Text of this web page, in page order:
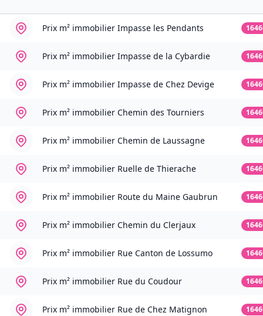
Prix m² immobilier Impasse les Pendants
Prix m² immobilier Impasse de la Cybardie
Prix m² immobilier Impasse de Chez Devige
Prix m² immobilier Chemin des Tourniers
Prix m² immobilier Chemin de Laussagne
Prix m² immobilier Ruelle de Thierache
Prix m² immobilier Route du Maine Gaubrun
Prix m² immobilier Chemin du Clerjaux
Prix m² immobilier Rue Canton de Lossumo
Prix m² immobilier Rue du Coudour
Prix m² immobilier Rue de Chez Matignon